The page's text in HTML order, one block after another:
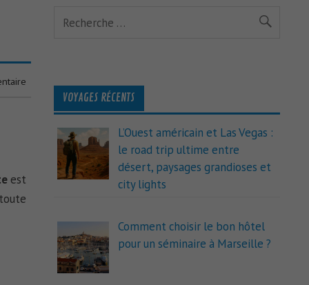
est
VOYAGES RÉCENTS
L’Ouest américain et Las Vegas :
le road trip ultime entre
désert, paysages grandioses et
city lights
Comment choisir le bon hôtel
pour un séminaire à Marseille ?